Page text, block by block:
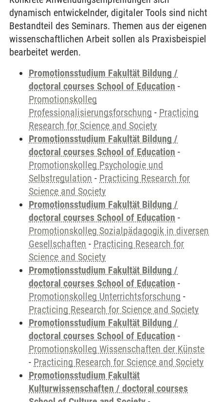
dynamisch entwickelnder, digitaler Tools sind nicht
Bestandteil des Seminars. Themen aus der eigenen
wissenschaftlichen Arbeit sollen als Praxisbeispiel
bearbeitet werden.
Promotionsstudium Fakultät Bildung /
doctoral courses School of Education -
Promotionskolleg
Professionalisierungsforschung - Practicing
Research for Science and Society
Promotionsstudium Fakultät Bildung /
doctoral courses School of Education -
Promotionskolleg Psychologie und
Selbstregulation - Practicing Research for
Science and Society
Promotionsstudium Fakultät Bildung /
doctoral courses School of Education -
Promotionskolleg Sozialpädagogik in diversen
Gesellschaften - Practicing Research for
Science and Society
Promotionsstudium Fakultät Bildung /
doctoral courses School of Education -
Promotionskolleg Unterrichtsforschung -
Practicing Research for Science and Society
Promotionsstudium Fakultät Bildung /
doctoral courses School of Education -
Promotionskolleg Wissenschaften der Künste
- Practicing Research for Science and Society
Promotionsstudium Fakultät
Kulturwissenschaften / doctoral courses